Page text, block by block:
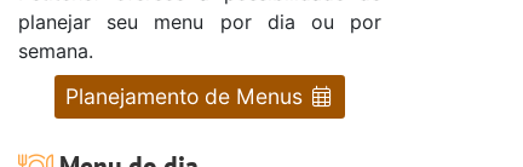
planejar seu menu por dia ou por
semana.
Planejamento de Menus